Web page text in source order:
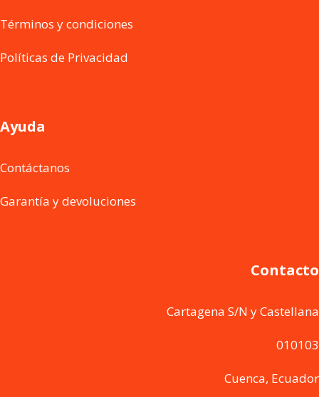
Términos y condiciones
Políticas de Privacidad
Ayuda
Contáctanos
Garantía y devoluciones
Contacto
Cartagena S/N y Castellana
010103
Cuenca, Ecuador